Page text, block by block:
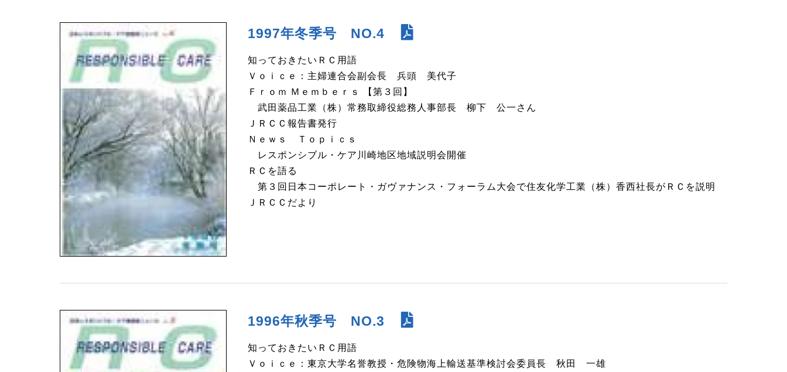
1997年冬季号 NO.4
知っておきたいＲＣ用語
Ｖｏｉｃｅ：主婦連合会副会長 兵頭 美代子
Ｆｒｏｍ Ｍｅｍｂｅｒｓ 【第３回】
武田薬品工業（株）常務取締役総務人事部長 柳下 公一さん
ＪＲＣＣ報告書発行
Ｎｅｗｓ Ｔｏｐｉｃｓ
レスポンシブル・ケア川崎地区地域説明会開催
ＲＣを語る
第３回日本コーポレート・ガヴァナンス・フォーラム大会で住友化学工業（株）香西社長がＲＣを説明
ＪＲＣＣだより
1996年秋季号 NO.3
知っておきたいＲＣ用語
Ｖｏｉｃｅ：東京大学名誉教授・危険物海上輸送基準検討会委員長 秋田 一雄